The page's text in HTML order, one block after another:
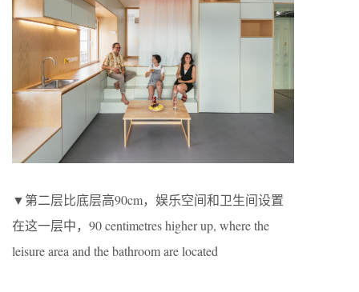
▼第二层比底层高90cm，娱乐空间和卫生间设置
在这一层中，90 centimetres higher up, where the
leisure area and the bathroom are located